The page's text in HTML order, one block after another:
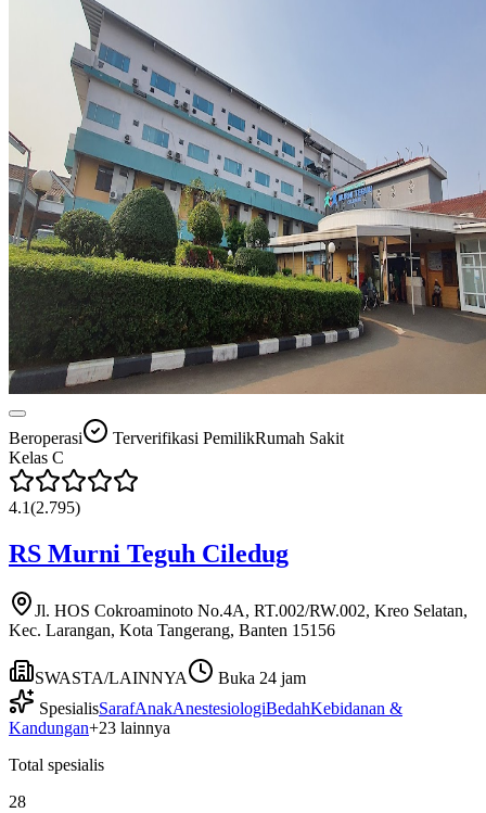
Beroperasi Terverifikasi PemilikRumah Sakit
Kelas C
4.1(2.795)
RS Murni Teguh Ciledug
Jl. HOS Cokroaminoto No.4A, RT.002/RW.002, Kreo Selatan,
Kec. Larangan, Kota Tangerang, Banten 15156
SWASTA/LAINNYA
Buka 24 jam
SpesialisSarafAnakAnestesiologiBedahKebidanan &
Kandungan+23 lainnya
Total spesialis
28